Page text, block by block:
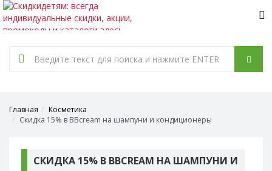
Главная
Косметика
Скидка 15% в BBcream на шампуни и кондиционеры
СКИДКА 15% В BBCREAM НА ШАМПУНИ И